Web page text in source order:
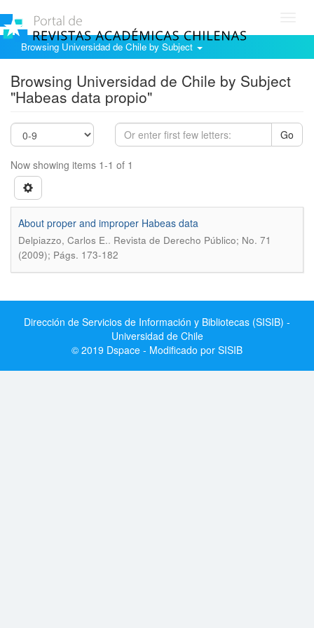
Browsing Universidad de Chile by Subject
Browsing Universidad de Chile by Subject
"Habeas data propio"
Go
Now showing items 1-1 of 1
About proper and improper Habeas data
Delpiazzo, Carlos E.. Revista de Derecho Público; No. 71
(2009); Págs. 173-182
Dirección de Servicios de Información y Bibliotecas (SISIB) -
Universidad de Chile
© 2019 Dspace - Modificado por SISIB